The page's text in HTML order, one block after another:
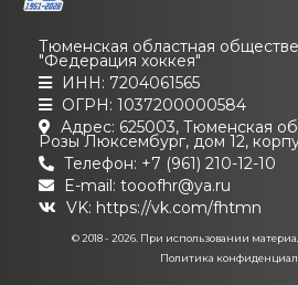
Тюменская областная
"Федерация хоккея"
ИНН: 7204061565
ОГРН: 1037200000584
Адрес: 625003, Тюменская
Розы Люксембург, дом 12,
Телефон: +7 (961) 210-12-10
E-mail: tooofhr@ya.ru
VK: https://vk.com/fhtmn
© 2018 - 2026. При использовании
Политика